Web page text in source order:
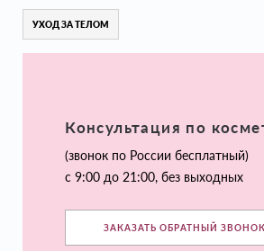
УХОД ЗА ТЕЛОМ
Консультация по
(звонок по России бесплатный)
с 9:00 до 21:00, без выходных
ЗАКАЗАТЬ ОБРАТНЫЙ ЗВОНОК